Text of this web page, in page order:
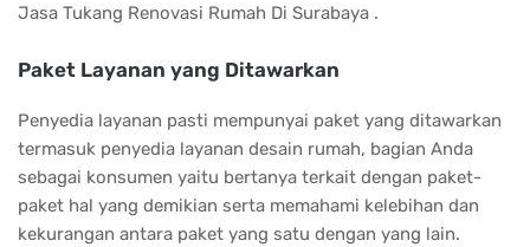
Jasa Tukang Renovasi Rumah Di Surabaya .
Paket Layanan yang Ditawarkan
Penyedia layanan pasti mempunyai paket yang ditawarkan
termasuk penyedia layanan desain rumah, bagian Anda
sebagai konsumen yaitu bertanya terkait dengan paket-
paket hal yang demikian serta memahami kelebihan dan
kekurangan antara paket yang satu dengan yang lain.